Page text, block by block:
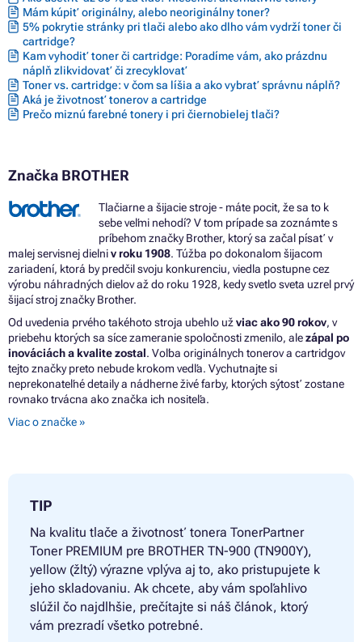
Mám kúpiť originálny, alebo neoriginálny toner?
5% pokrytie stránky pri tlači alebo ako dlho vám vydrží toner či
cartridge?
Kam vyhodiť toner či cartridge: Poradíme vám, ako prázdnu
náplň zlikvidovať či zrecyklovať
Toner vs. cartridge: v čom sa líšia a ako vybrať správnu náplň?
Aká je životnosť tonerov a cartridge
Prečo miznú farebné tonery i pri čiernobielej tlači?
Značka BROTHER
Tlačiarne a šijacie stroje - máte pocit, že sa to k
sebe veľmi nehodí? V tom prípade sa zoznámte s
príbehom značky Brother, ktorý sa začal písať v
malej servisnej dielniv roku 1908. Túžba po dokonalom šijacom
zariadení, ktorá by predčil svoju konkurenciu, viedla postupne cez
výrobu náhradných dielov až do roku 1928, kedy svetlo sveta uzrel prvý
šijací stroj značky Brother.
Od uvedenia prvého takéhoto stroja ubehlo užviac ako 90 rokov, v
priebehu ktorých sa síce zameranie spoločnosti zmenilo, alezápal po
inováciách a kvalite zostal. Voľba originálnych tonerov a cartridgov
tejto značky preto nebude krokom vedľa. Vychutnajte si
neprekonateľné detaily a nádherne živé farby, ktorých sýtosť zostane
rovnako trvácna ako značka ich nositeľa.
Viac o značke »
TIP
Na kvalitu tlače a životnosť tonera TonerPartner
Toner PREMIUM pre BROTHER TN-900 (TN900Y),
yellow (žltý) výrazne vplýva aj to, ako pristupujete k
jeho skladovaniu. Ak chcete, aby vám spoľahlivo
slúžil čo najdlhšie, prečítajte si náš článok, ktorý
vám prezradí všetko potrebné.